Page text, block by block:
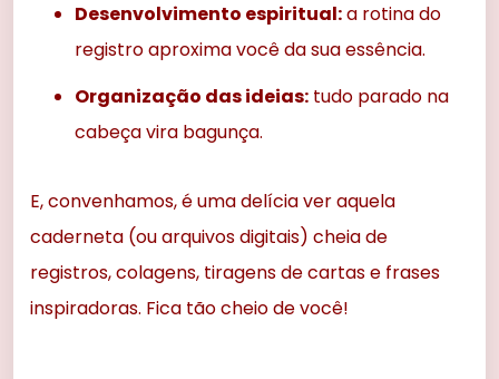
Desenvolvimento espiritual:a rotina do
registro aproxima você da sua essência.
Organização das ideias: tudo parado na
cabeça vira bagunça.
E, convenhamos, é uma delícia ver aquela
caderneta (ou arquivos digitais) cheia de
registros, colagens, tiragens de cartas e frases
inspiradoras. Fica tão cheio de você!